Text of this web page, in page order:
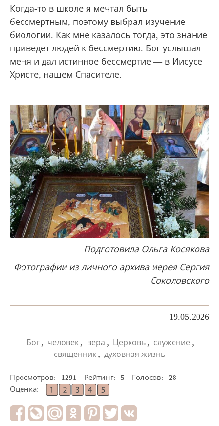
Когда-то в школе я мечтал быть
бессмертным, поэтому выбрал изучение
биологии. Как мне казалось тогда, это знание
приведет людей к бессмертию. Бог услышал
меня и дал истинное бессмертие — в Иисусе
Христе, нашем Спасителе.
Подготовила Ольга Косякова
Фотографии из личного архива иерея Сергия
Соколовского
19.05.2026
Бог , человек , вера , Церковь , служение ,
священник , духовная жизнь
Просмотров: 1291 Рейтинг: 5 Голосов:
28
Оценка: